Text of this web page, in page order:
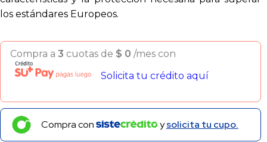
los estándares Europeos.
Compra a 3 cuotas de $ 0 /mes con
Solicita tu crédito aquí
Compra con ysolicita tu cupo.